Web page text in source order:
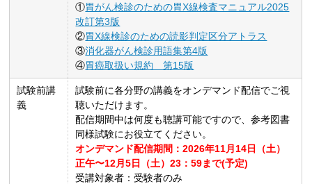
①胃がん検診のための胃X線検査マニュアル2025
改訂第3版
②胃X線検診のための読影判定区分アトラス
③消化器がん検診用語集第4版
④胃癌取扱い規約 第15版
試験前講
義
試験前に各分野の講義をオンデマンド配信でご視
聴いただけます。
配信期間中は何度も聴講可能ですので、参考図書
同様試験にお役立てください。
オンデマンド配信期間：2026年11月14日（土）
正午〜12月5日（土）23：59まで(予定)
受講対象者：受験者のみ